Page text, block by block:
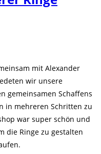
mit Alexander
wir unsere
gemeinsamen Schaffens
in mehreren Schritten zu
war super schön und
die Ringe zu gestalten